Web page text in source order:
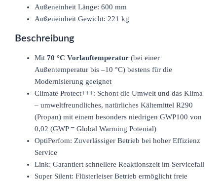
Außeneinheit Länge: 600 mm
Außeneinheit Gewicht: 221 kg
Beschreibung
Mit70 °C Vorlauftemperatur (bei einer
Außentemperatur bis –10 °C) bestens für die
Modernisierung geeignet
Climate Protect+++: Schont die Umwelt und das Klima
– umweltfreundliches, natürliches Kältemittel R290
(Propan) mit einem besonders niedrigen GWP100 von
0,02 (GWP = Global Warming Potenial)
OptiPerfom: Zuverlässiger Betrieb bei hoher Effizienz
Service
Link: Garantiert schnellere Reaktionszeit im Servicefall
Super Silent: Flüsterleiser Betrieb ermöglicht freie